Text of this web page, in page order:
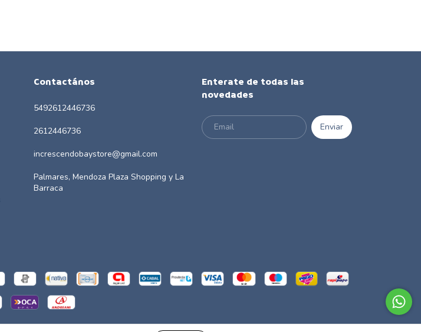
Contactános
5492612446736
2612446736
increscendobaystore@gmail.com
Palmares, Mendoza Plaza Shopping y La
Barraca
Enterate de todas las
novedades